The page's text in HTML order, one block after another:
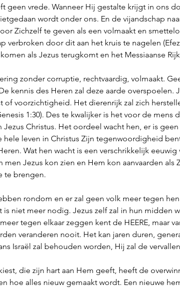
geen vrede. Wanneer Hij gestalte krijgt in ons
wordt onder ons. En de vijandschap
Zichzelf te geven als een volmaakt en
verbroken door dit aan het kruis te nagelen
als Jezus terugkomt en het Messiaanse
zonder corruptie, rechtvaardig, volmaakt.
kennis des Heren zal deze aarde overspoelen.
of voorzichtigheid. Het dierenrijk zal zich
1:30). Des te kwalijker is het voor de mens
Christus. Het oordeel wacht hen, er is
hele leven in Christus Zijn tegenwoordigheid
Wat hen wacht is een verschrikkelijk
men Jezus kon zien en Hem kon aanvaarden als
te brengen.
rondom en er zal geen volk meer tegen
is niet meer nodig. Jezus zelf zal in hun midden
tegen elkaar zeggen kent de HEERE, maar
veranderen nooit. Het kan jaren duren,
Israël zal behouden worden, Hij zal de
die zijn hart aan Hem geeft, heeft de
hoe alles nieuw gemaakt wordt. Een nieuwe